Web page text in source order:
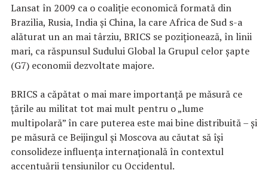
Lansat în 2009 ca o coaliție economică formată din
Brazilia, Rusia, India și China, la care Africa de Sud s-a
alăturat un an mai târziu, BRICS se poziționează, în linii
mari, ca răspunsul Sudului Global la Grupul celor șapte
(G7) economii dezvoltate majore.
BRICS a căpătat o mai mare importanță pe măsură ce
țările au militat tot mai mult pentru o „lume
multipolară” în care puterea este mai bine distribuită – și
pe măsură ce Beijingul și Moscova au căutat să își
consolideze influența internațională în contextul
accentuării tensiunilor cu Occidentul.